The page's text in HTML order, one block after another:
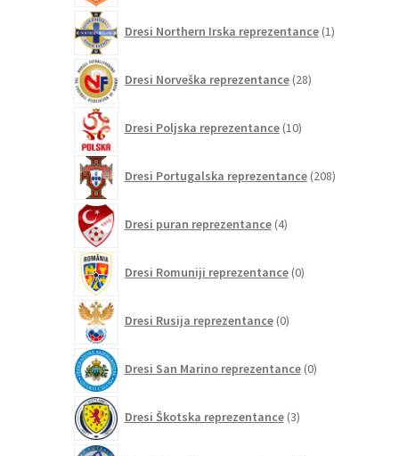
Dresi Northern Irska reprezentance 1izdelek
Dresi Norveška reprezentance 28izdelkov
Dresi Poljska reprezentance 10izdelkov
Dresi Portugalska reprezentance 208izdelkov
Dresi puran reprezentance 4izdelki
Dresi Romuniji reprezentance 0izdelkov
Dresi Rusija reprezentance 0izdelkov
Dresi San Marino reprezentance 0izdelkov
Dresi Škotska reprezentance 3izdelki